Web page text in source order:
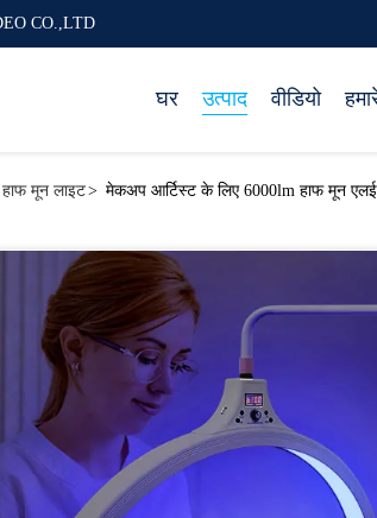
CO.,LTD
घर उत्पाद वीडियो
मून लाइट> मेकअप आर्टिस्ट के लिए 6000lm हाफ मून